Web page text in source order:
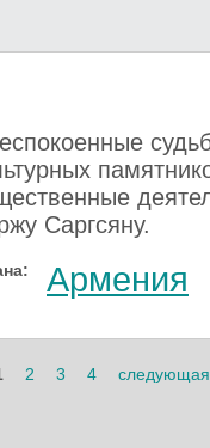
Саргсяну.
Армения
2 3 4 следующая